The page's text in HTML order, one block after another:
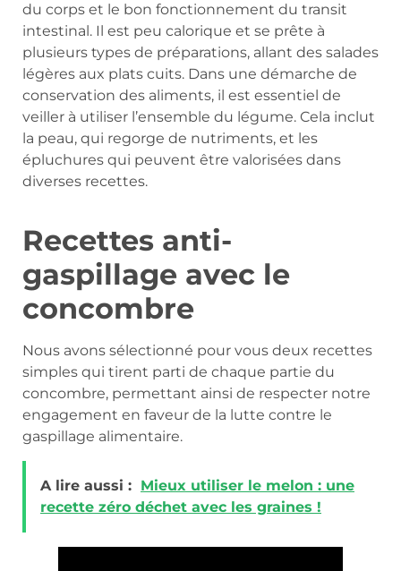
du corps et le bon fonctionnement du transit
intestinal. Il est peu calorique et se prête à
plusieurs types de préparations, allant des salades
légères aux plats cuits. Dans une démarche de
conservation des aliments, il est essentiel de
veiller à utiliser l’ensemble du légume. Cela inclut
la peau, qui regorge de nutriments, et les
épluchures qui peuvent être valorisées dans
diverses recettes.
Recettes anti-
gaspillage avec le
concombre
Nous avons sélectionné pour vous deux recettes
simples qui tirent parti de chaque partie du
concombre, permettant ainsi de respecter notre
engagement en faveur de la lutte contre le
gaspillage alimentaire.
A lire aussi : Mieux utiliser le melon : une
recette zéro déchet avec les graines !